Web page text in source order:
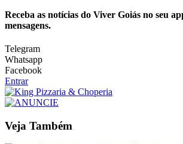
Receba as notícias do Viver Goiás no seu
mensagens.
Telegram
Whatsapp
Facebook
Entrar
Veja Também